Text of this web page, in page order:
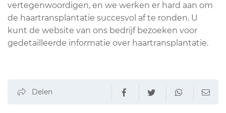
vertegenwoordigen, en we werken er hard aan om
de haartransplantatie succesvol af te ronden. U
kunt de website van ons bedrijf bezoeken voor
gedetailleerde informatie over haartransplantatie.
Delen